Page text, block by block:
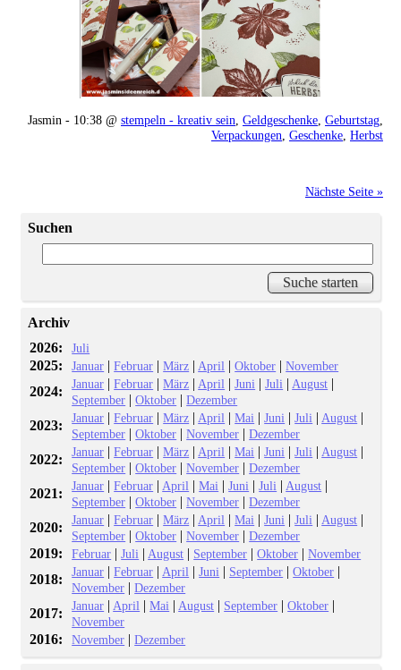
Jasmin - 10:38 @ stempeln - kreativ sein, Geldgeschenke, Geburtstag,
Verpackungen, Geschenke, Herbst
Nächste Seite »
Suchen
Archiv
2026:
Juli
2025: Januar |Februar |März | April |Oktober |November
2024: Januar |Februar |März | April |Juni |Juli | August |
September |Oktober |Dezember
2023: Januar |Februar |März | April |Mai |Juni |Juli | August |
September |Oktober |November |Dezember
2022: Januar |Februar |März | April |Mai |Juni |Juli | August |
September |Oktober |November |Dezember
2021: Januar |Februar | April |Mai |Juni |Juli | August |
September |Oktober |November |Dezember
2020: Januar |Februar |März | April |Mai |Juni |Juli | August |
September |Oktober |November |Dezember
2019: Februar |Juli | August | September |Oktober |November
2018: Januar |Februar | April |Juni | September |Oktober |
November |Dezember
2017: Januar | April |Mai | August | September |Oktober |
November
2016: November |Dezember